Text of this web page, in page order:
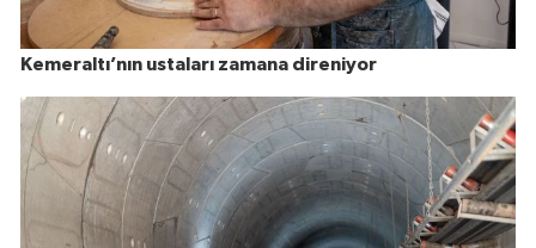
Kemeraltı’nın ustaları zamana direniyor